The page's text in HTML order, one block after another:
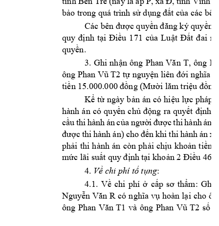
bảo trong quá trình sử dụng đất của các b
Các bên được quyền đăng ký quyền
quy định tại Điều 171 của Luật Đất đai
quyền.
3. Ghi nhận ông Phan Văn T, ông
ông Phan Vũ T2 tự nguyện liên đới nghĩa
tiền 15.000.000 đồng (Mười lăm triệu
Kể từ ngày bản án có hiệu lực pháp
hành án có quyền chủ động ra quyết định
cầu thi hành án của người được thi hành án
được thi hành án) cho đến khi thi hành án
phải thi hành án còn phải chịu khoản tiền
mức lãi suất quy định tại khoản 2 Điều 468
4. Về chi phí tố tụng:
4.1. Về chi phí ở cấp sơ thẩm: Ghi
Nguyễn Văn R có nghĩa vụ hoàn lại cho
ông Phan Văn T1 và ông Phan Vũ T2 số